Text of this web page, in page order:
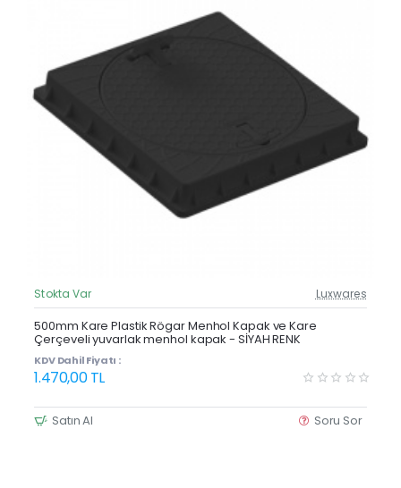
Güncel Fiyat
Stokta Var Luxwares
500mm Kare Plastik Rögar Menhol Kapak ve Kare
Çerçeveli yuvarlak menhol kapak - SİYAH RENK
KDV Dahil Fiyatı :
1.470,00 TL
Satın Al Soru Sor